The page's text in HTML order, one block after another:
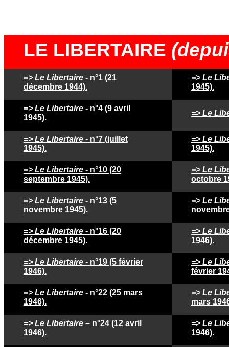
LE LIBERTAIRE
=> Le Libertaire - n°1 (21
décembre 1944).
=> Le
1945).
=> Le Libertaire - n°4 (9 avril
1945).
=> Le
=> Le Libertaire - n°7 (juillet
1945).
=> Le
1945).
=> Le Libertaire - n°10 (20
septembre 1945).
=> Le
octobre
=> Le Libertaire - n°13 (5
novembre 1945).
=> Le
=> Le Libertaire - n°16 (20
décembre 1945).
=> Le
1946).
=> Le Libertaire - n°19 (5 février
1946).
=> Le
février
=> Le Libertaire - n°22 (25 mars
1946).
=> Le
mars
=> Le Libertaire – n°24 (12 avril
1946).
=> Le
1946).